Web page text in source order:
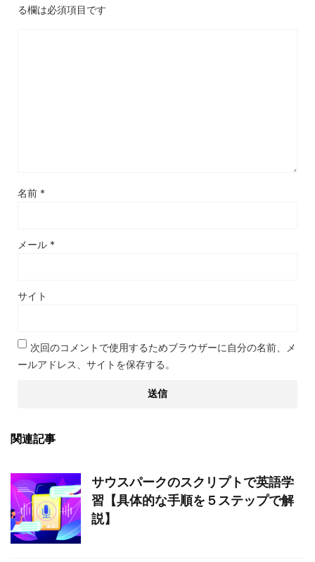
る欄は必須項目です
名前 *
メール *
サイト
次回のコメントで使用するためブラウザーに自分の名前、メ
ールアドレス、サイトを保存する。
関連記事
サウスパークのスクリプトで英語学
習【具体的な手順を５ステップで解
説】